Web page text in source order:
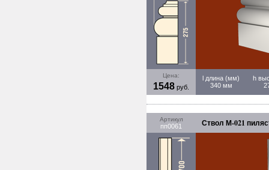
Цена:
1548 руб.
l длина (мм)
340 мм
h
Артикул
пп0061 Ствол М-021